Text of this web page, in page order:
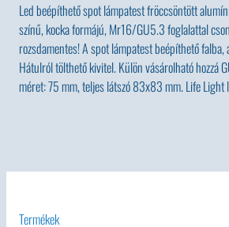
Led beépíthető spot lámpatest fröccsöntött
színű, kocka formájú, Mr16/GU5.3 foglalattal
rozsdamentes! A spot lámpatest beépíthető
Hátulról tölthető kivitel. Külön vásárolható hozzá
méret: 75 mm, teljes látszó 83x83 mm. Life Light
Termékek